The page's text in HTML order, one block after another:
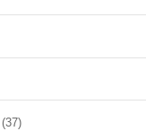
(37)